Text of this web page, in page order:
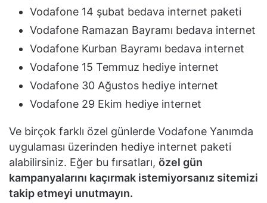
Vodafone 14 şubat bedava internet paketi
Vodafone Ramazan Bayramı bedava internet
Vodafone Kurban Bayramı bedava internet
Vodafone 15 Temmuz hediye internet
Vodafone 30 Ağustos hediye internet
Vodafone 29 Ekim hediye internet
Ve birçok farklı özel günlerde Vodafone Yanımda
uygulaması üzerinden hediye internet paketi
alabilirsiniz. Eğer bu fırsatları, özel gün
kampanyalarını kaçırmak istemiyorsanız sitemizi
takip etmeyi unutmayın.